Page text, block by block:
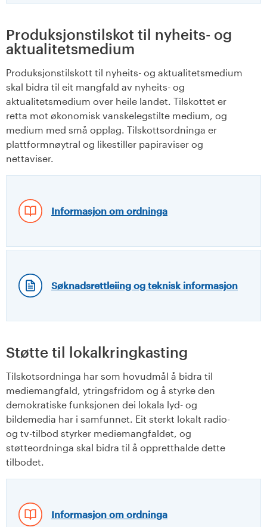
Produksjonstilskot til nyheits- og
aktualitetsmedium
Produksjonstilskott til nyheits- og aktualitetsmedium
skal bidra til eit mangfald av nyheits- og
aktualitetsmedium over heile landet. Tilskottet er
retta mot økonomisk vanskelegstilte medium, og
medium med små opplag. Tilskottsordninga er
plattformnøytral og likestiller papiraviser og
nettaviser.
Informasjon om ordninga
Søknadsrettleiing og teknisk informasjon
Støtte til lokalkringkasting
Tilskotsordninga har som hovudmål å bidra til
mediemangfald, ytringsfridom og å styrke den
demokratiske funksjonen dei lokala lyd- og
bildemedia har i samfunnet. Eit sterkt lokalt radio-
og tv-tilbod styrker mediemangfaldet, og
støtteordninga skal bidra til å oppretthalde dette
tilbodet.
Informasjon om ordninga